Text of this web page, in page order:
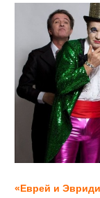
«Еврей и